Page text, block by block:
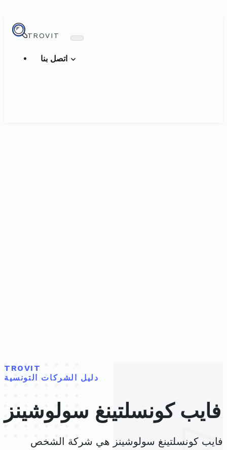
TROVIT
TROVIT
دليل الشركات التونسية
فايب كونسلتينغ سولوشينز
فايب كونسلتينغ سولوشينز هي شركة الشخص